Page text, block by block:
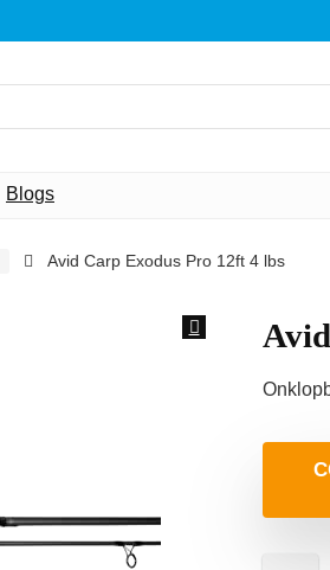
Blogs
Avid Carp Exodus Pro 12ft 4 lbs